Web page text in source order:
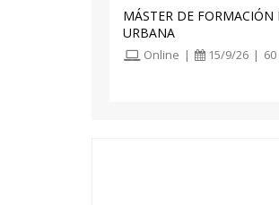
contando el alumno
trabajos adicionales.
MÁSTER DE
URBANA
Online | 15/9/26 | 60